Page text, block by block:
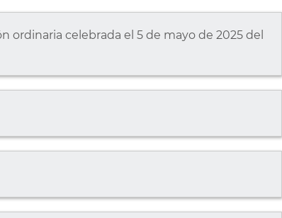
ordinaria celebrada el 5 de mayo de 2025 del